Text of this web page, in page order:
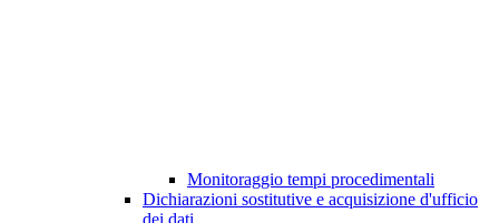
Monitoraggio tempi procedimentali
Dichiarazioni sostitutive e acquisizione d'ufficio